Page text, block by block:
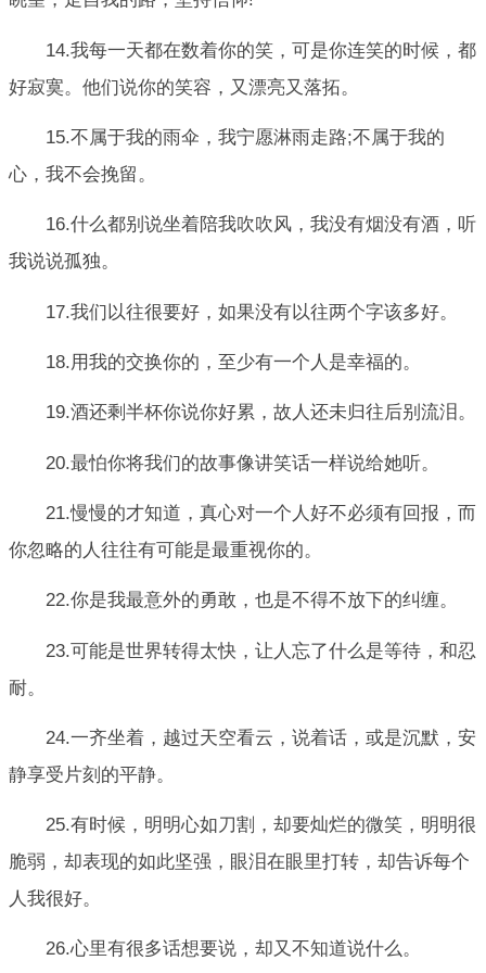
14.我每一天都在数着你的笑，可是你连笑的时候，都
好寂寞。他们说你的笑容，又漂亮又落拓。
15.不属于我的雨伞，我宁愿淋雨走路;不属于我的
心，我不会挽留。
16.什么都别说坐着陪我吹吹风，我没有烟没有酒，听
我说说孤独。
17.我们以往很要好，如果没有以往两个字该多好。
18.用我的交换你的，至少有一个人是幸福的。
19.酒还剩半杯你说你好累，故人还未归往后别流泪。
20.最怕你将我们的故事像讲笑话一样说给她听。
21.慢慢的才知道，真心对一个人好不必须有回报，而
你忽略的人往往有可能是最重视你的。
22.你是我最意外的勇敢，也是不得不放下的纠缠。
23.可能是世界转得太快，让人忘了什么是等待，和忍
耐。
24.一齐坐着，越过天空看云，说着话，或是沉默，安
静享受片刻的平静。
25.有时候，明明心如刀割，却要灿烂的微笑，明明很
脆弱，却表现的如此坚强，眼泪在眼里打转，却告诉每个
人我很好。
26.心里有很多话想要说，却又不知道说什么。